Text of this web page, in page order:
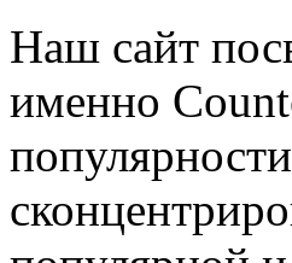
Наш сайт
именно